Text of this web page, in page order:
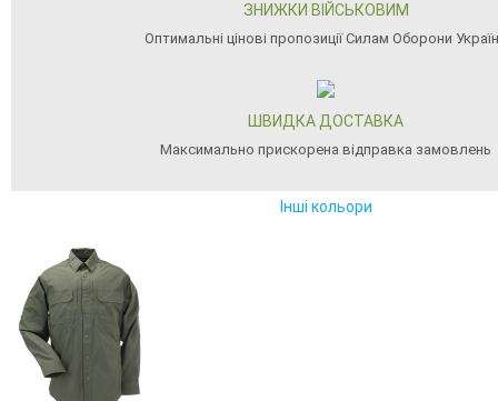
ЗНИЖКИ ВІЙСЬКОВИМ
Оптимальні цінові пропозиції Силам Оборони
ШВИДКА ДОСТАВКА
Максимально прискорена відправка замовлень
Інші кольори